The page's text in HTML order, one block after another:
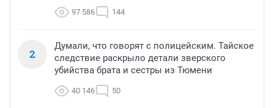
97 586 144
2
Думали, что говорят с полицейским. Тайское
следствие раскрыло детали зверского
убийства брата и сестры из Тюмени
40 146 50